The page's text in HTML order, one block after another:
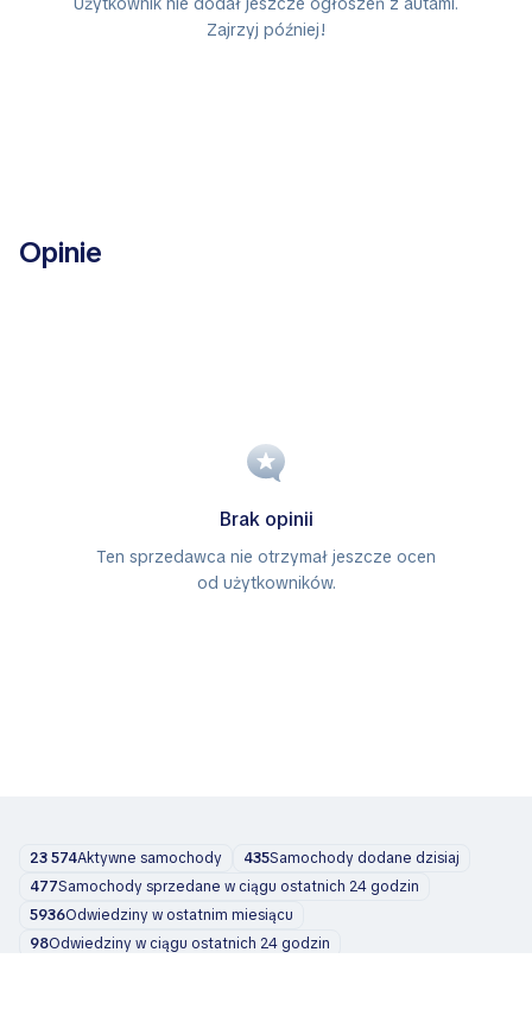
Zajrzyj później!
Opinie
Brak opinii
Ten sprzedawca nie otrzymał jeszcze ocen
od użytkowników.
23 574Aktywne samochody 435Samochody dodane dzisiaj
477Samochody sprzedane w ciągu ostatnich 24 godzin
5936Odwiedziny w ostatnim miesiącu
98Odwiedziny w ciągu ostatnich 24 godzin